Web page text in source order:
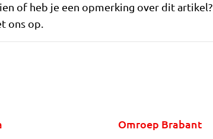
of heb je een opmerking over dit artikel?
ons op.
Omroep Brabant